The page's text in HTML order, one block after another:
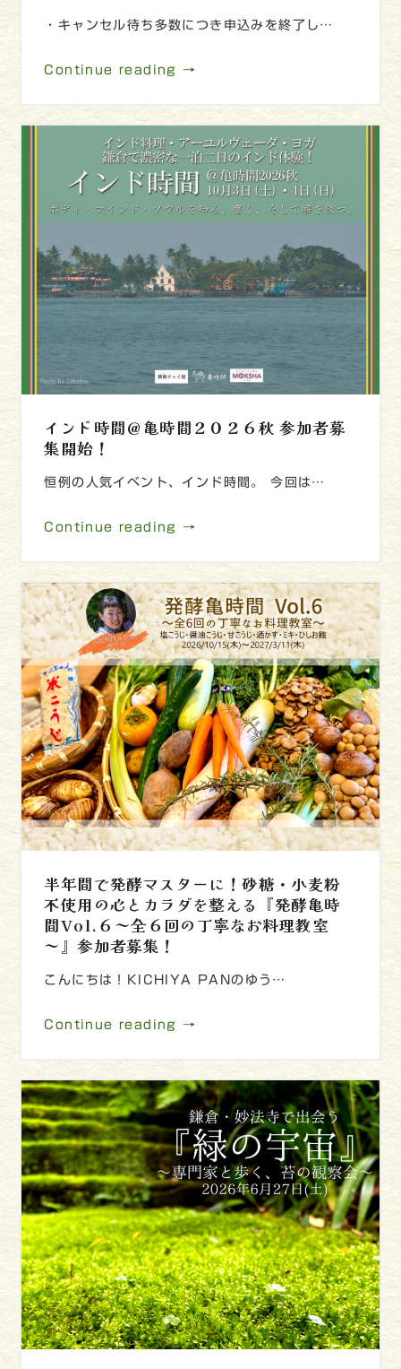
・キャンセル待ち多数につき申込みを終了し…
Continue reading →
インド時間＠亀時間２０２６秋 参加者募
集開始！
恒例の人気イベント、インド時間。 今回は…
Continue reading →
半年間で発酵マスターに！砂糖・小麦粉
不使用の心とカラダを整える『発酵亀時
間Vol.６～全６回の丁寧なお料理教室
～』参加者募集！
こんにちは！KICHIYA PANのゆう…
Continue reading →